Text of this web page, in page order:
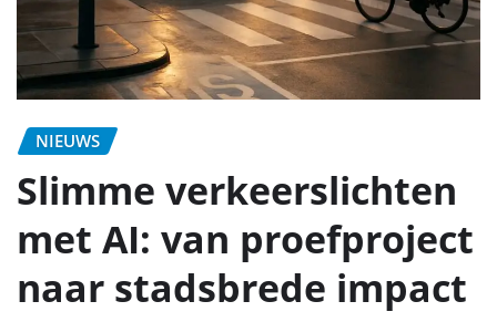
NIEUWS
Slimme verkeerslichten
met AI: van proefproject
naar stadsbrede impact